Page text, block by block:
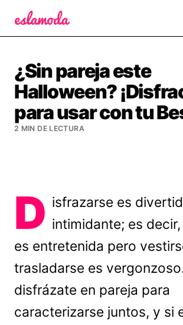
¿Sin pareja este
Halloween?
para usar con tu
2 MIN DE LECTURA
D isfrazarse es
intimidante; es
es entretenida pero
trasladarse es
disfrázate en pareja para
caracterizarse juntos, y si